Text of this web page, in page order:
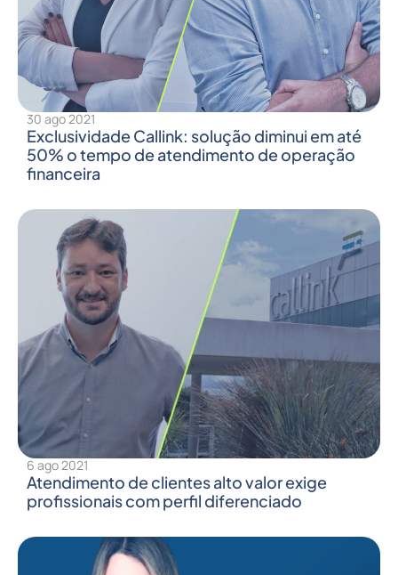
30 ago 2021
Exclusividade Callink: solução diminui em até
50% o tempo de atendimento de operação
financeira
6 ago 2021
Atendimento de clientes alto valor exige
profissionais com perfil diferenciado